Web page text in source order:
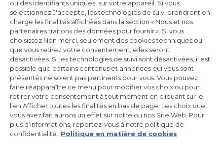
Incrivez-vous à la newsletter
Inscrivez-vous et recevez -10% sur votre
première commande
CANDY HOOVER GROUP S.r.I. - Associé unique - SIÈGE SOCIAL :
Via Comolli, 57 - 20861 Brugherio (MB) - Italie - SIÈGES
ADMINISTRATIFS : Via Privata Eden Fumagalli snc - 20861
Brugherio (MB) et Via Trento n. 20/A-22 - 20871 Vimercate (MB) -
Italie - Tél. : +39.039.2086.1 - Fax : +39.039.2086.237 - Capital social
35 000 000,00 € iv - Cod. Code fiscal et numéro d'inscription au
registre du commerce de Milan-Monza-Brianza-Lodi 04666310158
ou des identifiants uniques, sur votre appareil. Si vous
sélectionnez J'accepte, les technologies de suivi prendront en
charge les finalités affichées dans la section « Nous et nos
partenaires traitons des données pour fournir ». Si vous
choisissez Non merci, seulement des cookies techniques ou
que vous retirez votre consentement, elles seront
désactivées. Si les technologies de suivi sont désactivées, il est
possible que certains contenus et annonces qui vous sont
présentés ne soient pas pertinents pour vous. Vous pouvez
faire réapparaître ce menu pour modifier vos choix ou pour
retirer votre consentement à tout moment en cliquant sur le
lien Afficher toutes les finalités en bas de page. Les choix que
vous avez fait aurons un effet sur notre ou nos Site Web. Pour
plus d’informations, reportez-vous à notre politique de
confidentialité.
Politique en matière de cookies